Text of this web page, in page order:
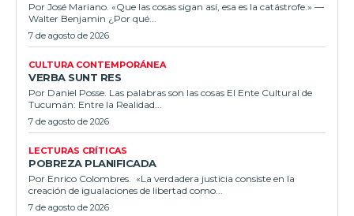
Por José Mariano. «Que las cosas sigan así, esa es la catástrofe.» —
Walter Benjamin ¿Por qué...
7 de agosto de 2026
CULTURA CONTEMPORÁNEA
VERBA SUNT RES
Por Daniel Posse. Las palabras son las cosas El Ente Cultural de
Tucumán: Entre la Realidad...
7 de agosto de 2026
LECTURAS CRÍTICAS
POBREZA PLANIFICADA
Por Enrico Colombres. «La verdadera justicia consiste en la
creación de igualaciones de libertad como...
7 de agosto de 2026